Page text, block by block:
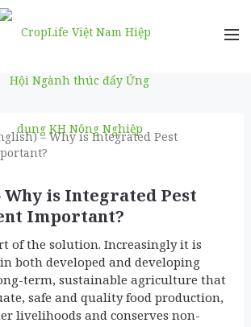
– Why is Integrated Pest
Why is Integrated Pest
Important?
of the solution. Increasingly it is
both developed and developing
term, sustainable agriculture that
safe and quality food production,
livelihoods and conserves non-